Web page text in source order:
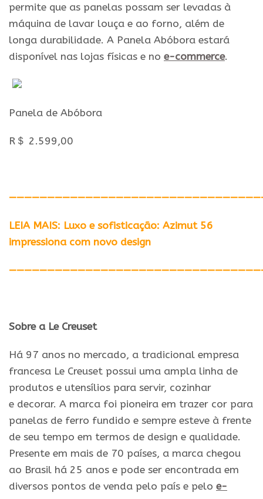
permite que as panelas possam ser levadas à
máquina de lavar louça e ao forno, além de
longa durabilidade. A Panela Abóbora estará
disponível nas lojas físicas e no e-commerce.
Panela de Abóbora
R＄ 2.599,00
LEIA MAIS: Luxo e sofisticação: Azimut 56
impressiona com novo design
Sobre a Le Creuset
Há 97 anos no mercado, a tradicional empresa
francesa Le Creuset possui uma ampla linha de
produtos e utensílios para servir, cozinhar
e decorar. A marca foi pioneira em trazer cor para
panelas de ferro fundido e sempre esteve à frente
de seu tempo em termos de design e qualidade.
Presente em mais de 70 países, a marca chegou
ao Brasil há 25 anos e pode ser encontrada em
diversos pontos de venda pelo país e pelo e-